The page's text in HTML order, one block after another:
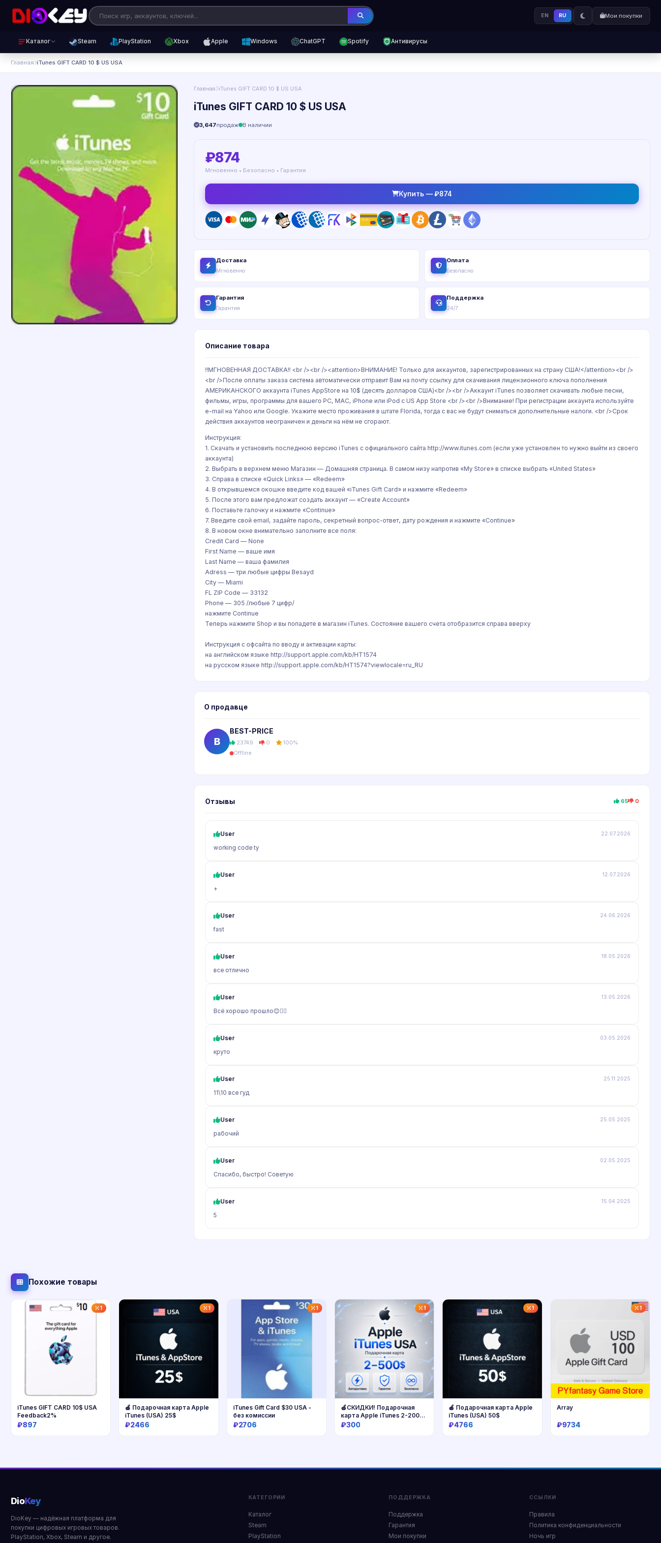
EN RU Мои покупки
Каталог Steam PlayStation Xbox Apple Windows ChatGPT Spotify Антивирусы
Главная iTunes GIFT CARD 10 $ US USA
Главная iTunes GIFT CARD 10 $ US USA
iTunes GIFT CARD 10 $ US USA
3,647продаж В наличии
₽874
Мгновенно • Безопасно • Гарантия
Купить — ₽874
Доставка
Мгновенно
Оплата
Безопасно
Гарантия
Гарантия
Поддержка
24/7
Описание товара
!!МГНОВЕННАЯ ДОСТАВКА!! <br /><br /><attention>ВНИМАНИЕ! Только для аккаунтов, зарегистрированных на страну США!</attention><br />
<br />После оплаты заказа система автоматически отправит Вам на почту ссылку для скачивания лицензионного ключа пополнения
АМЕРИКАНСКОГО аккаунта iTunes AppStore на 10$ (десять долларов США)<br /><br />Аккаунт iTunes позволяет скачивать любые песни,
фильмы, игры, программы для вашего PC, MAC, iPhone или iPod с US App Store <br /><br />Внимание! При регистрации аккаунта используйте
e-mail на Yahoo или Google. Укажите место проживания в штате Florida, тогда с вас не будут сниматься дополнительные налоги. <br />Срок
действия аккаунтов неограничен и деньги на нём не сгорают.
Инструкция:
1. Скачать и установить последнюю версию iTunes с официального сайта http://www.itunes.com (если уже установлен то нужно выйти из своего
аккаунта)
2. Выбрать в верхнем меню Магазин — Домашняя страница. В самом низу напротив «My Store» в списке выбрать «United States»
3. Справа в списке «Quick Links» — «Redeem»
4. В открывшемся окошке введите код вашей «iTunes Gift Card» и нажмите «Redeem»
5. После этого вам предложат создать аккаунт — «Create Account»
6. Поставьте галочку и нажмите «Continue»
7. Введите свой email, задайте пароль, секретный вопрос-ответ, дату рождения и нажмите «Continue»
8. В новом окне внимательно заполните все поля:
Credit Card — None
First Name — ваше имя
Last Name — ваша фамилия
Adress — три любые цифры Besayd
City — Miami
FL ZIP Code — 33132
Phone — 305 /любые 7 цифр/
нажмите Continue
Теперь нажмите Shop и вы попадете в магазин iTunes. Состояние вашего счета отобразится справа вверху
Инструкция с офсайта по вводу и активации карты:
на английском языке http://support.apple.com/kb/HT1574
на русском языке http://support.apple.com/kb/HT1574?viewlocale=ru_RU
О продавце
B
BEST-PRICE
23749 0 100%
Offline
Отзывы 65 0
User 22.07.2026
working code ty
User 12.07.2026
+
User 24.06.2026
fast
User 18.05.2026
все отлично
User 13.05.2026
Всё хорошо прошло😊👍🏼
User 03.05.2026
круто
User 25.11.2025
11\10 все гуд
User 25.05.2025
рабочий
User 02.05.2025
Спасибо, быстро! Советую
User 15.04.2025
5
Похожие товары
1
iTunes GIFT CARD 10$ USA
Feedback2%
₽897
1
🍎 Подарочная карта Apple
iTunes (USA) 25$
₽2466
1
iTunes Gift Card $30 USA -
без комиссии
₽2706
1
🍏СКИДКИ! Подарочная
карта Apple iTunes 2-200$
(США)
₽300
1
🍎 Подарочная карта Apple
iTunes (USA) 50$
₽4766
1
Array
₽9734
DioKey
DioKey — надёжная платформа для
покупки цифровых игровых товаров.
PlayStation, Xbox, Steam и другое.
КАТЕГОРИИ
Каталог
Steam
PlayStation
ПОДДЕРЖКА
Поддержка
Гарантия
Мои покупки
ССЫЛКИ
Правила
Политика конфиденциальности
Ночь игр